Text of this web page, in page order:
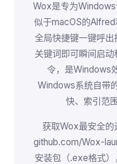
Wox是专为
似于macOS的
全局快捷键一键呼
关键词即可瞬间启
令，是Windows
Windows系统自带
快、索引范
获取Wox最安全的
github.com/Wox-
安装包（.exe格式